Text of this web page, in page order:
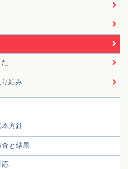
組み
本方針
と結果
応